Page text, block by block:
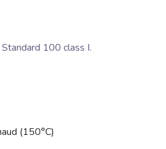
100 class I.
(150°C)